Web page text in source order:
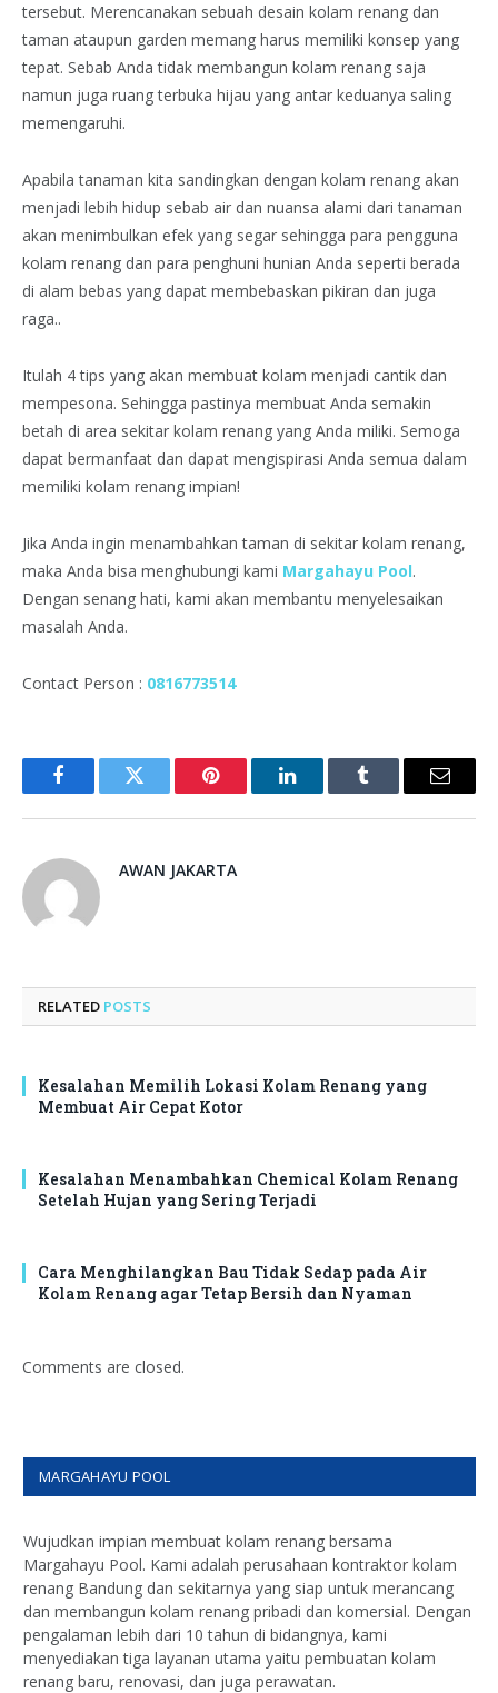
tersebut. Merencanakan sebuah desain kolam renang dan
taman ataupun garden memang harus memiliki konsep yang
tepat. Sebab Anda tidak membangun kolam renang saja
namun juga ruang terbuka hijau yang antar keduanya saling
memengaruhi.
Apabila tanaman kita sandingkan dengan kolam renang akan
menjadi lebih hidup sebab air dan nuansa alami dari tanaman
akan menimbulkan efek yang segar sehingga para pengguna
kolam renang dan para penghuni hunian Anda seperti berada
di alam bebas yang dapat membebaskan pikiran dan juga
raga..
Itulah 4 tips yang akan membuat kolam menjadi cantik dan
mempesona. Sehingga pastinya membuat Anda semakin
betah di area sekitar kolam renang yang Anda miliki. Semoga
dapat bermanfaat dan dapat mengispirasi Anda semua dalam
memiliki kolam renang impian!
Jika Anda ingin menambahkan taman di sekitar kolam renang,
maka Anda bisa menghubungi kami Margahayu Pool.
Dengan senang hati, kami akan membantu menyelesaikan
masalah Anda.
Contact Person : 0816773514
FacebookTwitter Pinterest LinkedInTumblr Email
AWAN JAKARTA
RELATED POSTS
Kesalahan Memilih Lokasi Kolam Renang yang
Membuat Air Cepat Kotor
Kesalahan Menambahkan Chemical Kolam Renang
Setelah Hujan yang Sering Terjadi
Cara Menghilangkan Bau Tidak Sedap pada Air
Kolam Renang agar Tetap Bersih dan Nyaman
Comments are closed.
MARGAHAYU POOL
Wujudkan impian membuat kolam renang bersama
Margahayu Pool. Kami adalah perusahaan kontraktor kolam
renang Bandung dan sekitarnya yang siap untuk merancang
dan membangun kolam renang pribadi dan komersial. Dengan
pengalaman lebih dari 10 tahun di bidangnya, kami
menyediakan tiga layanan utama yaitu pembuatan kolam
renang baru, renovasi, dan juga perawatan.